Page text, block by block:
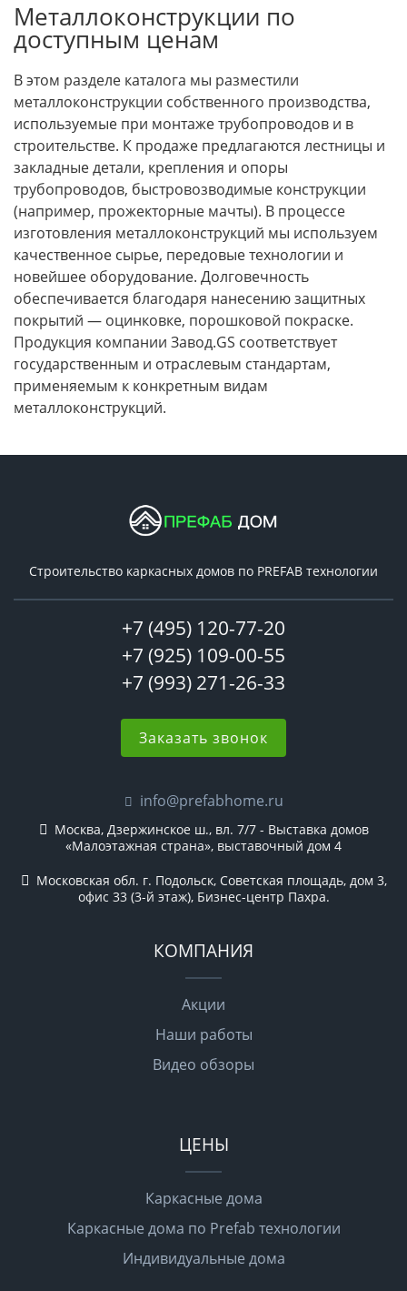
Металлоконструкции по
доступным ценам
В этом разделе каталога мы разместили
металлоконструкции собственного производства,
используемые при монтаже трубопроводов и в
строительстве. К продаже предлагаются лестницы и
закладные детали, крепления и опоры
трубопроводов, быстровозводимые конструкции
(например, прожекторные мачты). В процессе
изготовления металлоконструкций мы используем
качественное сырье, передовые технологии и
новейшее оборудование. Долговечность
обеспечивается благодаря нанесению защитных
покрытий — оцинковке, порошковой покраске.
Продукция компании Завод.GS соответствует
государственным и отраслевым стандартам,
применяемым к конкретным видам
металлоконструкций.
Строительство каркасных домов по PREFAB технологии
+7 (495) 120-77-20
+7 (925) 109-00-55
+7 (993) 271-26-33
Заказать звонок
info@prefabhome.ru
Москва, Дзержинское ш., вл. 7/7 - Выставка домов
«Малоэтажная страна», выставочный дом 4
Московская обл. г. Подольск, Советская площадь, дом 3,
офис 33 (3-й этаж), Бизнес-центр Пахра.
КОМПАНИЯ
Акции
Наши работы
Видео обзоры
ЦЕНЫ
Каркасные дома
Каркасные дома по Prefab технологии
Индивидуальные дома